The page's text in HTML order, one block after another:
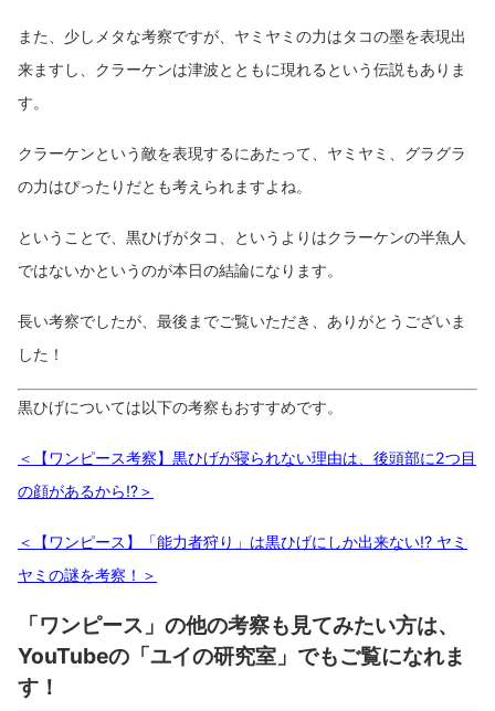
また、少しメタな考察ですが、ヤミヤミの力はタコの墨を表現出
来ますし、クラーケンは津波とともに現れるという伝説もありま
す。
クラーケンという敵を表現するにあたって、ヤミヤミ、グラグラ
の力はぴったりだとも考えられますよね。
ということで、黒ひげがタコ、というよりはクラーケンの半魚人
ではないかというのが本日の結論になります。
長い考察でしたが、最後までご覧いただき、ありがとうございま
した！
黒ひげについては以下の考察もおすすめです。
＜【ワンピース考察】黒ひげが寝られない理由は、後頭部に2つ目
の顔があるから⁉︎＞
＜【ワンピース】「能力者狩り」は黒ひげにしか出来ない!? ヤミ
ヤミの謎を考察！＞
「ワンピース」の他の考察も見てみたい方は、
YouTubeの「ユイの研究室」でもご覧になれま
す！